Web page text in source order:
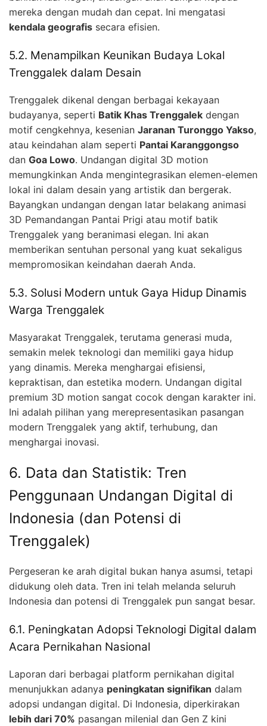
mereka dengan mudah dan cepat. Ini mengatasi
kendala geografis secara efisien.
5.2. Menampilkan Keunikan Budaya Lokal
Trenggalek dalam Desain
Trenggalek dikenal dengan berbagai kekayaan
budayanya, seperti Batik Khas Trenggalek dengan
motif cengkehnya, kesenian Jaranan Turonggo Yakso,
atau keindahan alam seperti Pantai Karanggongso
dan Goa Lowo. Undangan digital 3D motion
memungkinkan Anda mengintegrasikan elemen-elemen
lokal ini dalam desain yang artistik dan bergerak.
Bayangkan undangan dengan latar belakang animasi
3D Pemandangan Pantai Prigi atau motif batik
Trenggalek yang beranimasi elegan. Ini akan
memberikan sentuhan personal yang kuat sekaligus
mempromosikan keindahan daerah Anda.
5.3. Solusi Modern untuk Gaya Hidup Dinamis
Warga Trenggalek
Masyarakat Trenggalek, terutama generasi muda,
semakin melek teknologi dan memiliki gaya hidup
yang dinamis. Mereka menghargai efisiensi,
kepraktisan, dan estetika modern. Undangan digital
premium 3D motion sangat cocok dengan karakter ini.
Ini adalah pilihan yang merepresentasikan pasangan
modern Trenggalek yang aktif, terhubung, dan
menghargai inovasi.
6. Data dan Statistik: Tren
Penggunaan Undangan Digital di
Indonesia (dan Potensi di
Trenggalek)
Pergeseran ke arah digital bukan hanya asumsi, tetapi
didukung oleh data. Tren ini telah melanda seluruh
Indonesia dan potensi di Trenggalek pun sangat besar.
6.1. Peningkatan Adopsi Teknologi Digital dalam
Acara Pernikahan Nasional
Laporan dari berbagai platform pernikahan digital
menunjukkan adanya peningkatan signifikan dalam
adopsi undangan digital. Di Indonesia, diperkirakan
lebih dari 70% pasangan milenial dan Gen Z kini